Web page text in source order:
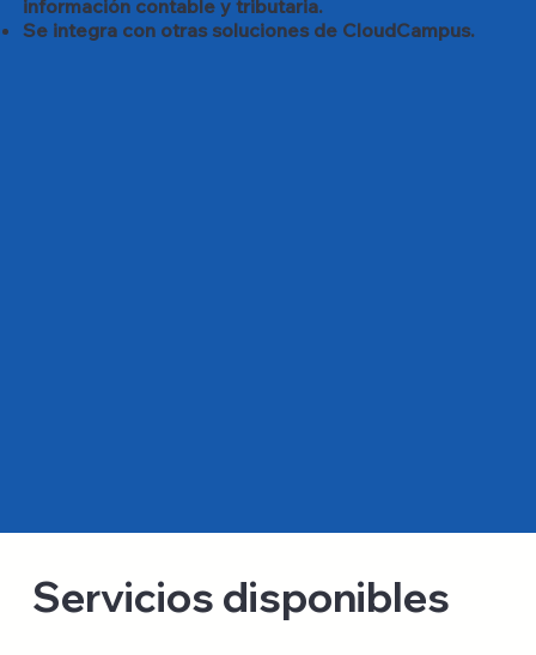
información contable y tributaria.
Se integra con otras soluciones de CloudCampus.
Servicios disponibles